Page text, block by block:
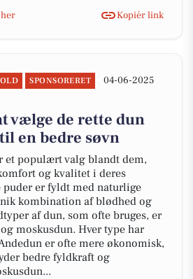
Kopiér link
SPONSORERET
04-06-2025
vælge de rette dun
en bedre søvn
et populært valg blandt dem,
og kvalitet i deres
puder er fyldt med naturlige
kombination af blødhed og
af dun, som ofte bruges, er
moskusdun. Hver type har
er ofte mere økonomisk,
bedre fyldkraft og